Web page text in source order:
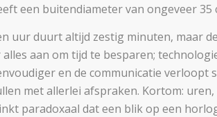
een buitendiameter van ongeveer 35
uur duurt altijd zestig minuten, maar
alles aan om tijd te besparen;
en de communicatie verloopt
met allerlei afspraken. Kortom:
paradoxaal dat een blik op een